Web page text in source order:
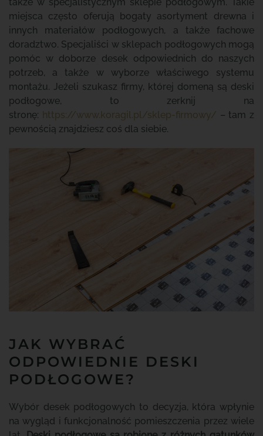
miejsca często oferują bogaty asortyment drewna i
innych materiałów podłogowych, a także fachowe
doradztwo. Specjaliści w sklepach podłogowych mogą
pomóc w doborze desek odpowiednich do naszych
potrzeb, a także w wyborze właściwego systemu
montażu. Jeżeli szukasz firmy, której domeną są deski
podłogowe, to zerknij na
stronę: https://www.koragil.pl/sklep-firmowy/ – tam z
pewnością znajdziesz coś dla siebie.
JAK WYBRAĆ
ODPOWIEDNIE DESKI
PODŁOGOWE?
Wybór desek podłogowych to decyzja, która wpłynie
na wygląd i funkcjonalność pomieszczenia przez wiele